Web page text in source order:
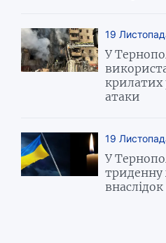
19
У
крилатих
атаки
19
У
триденну